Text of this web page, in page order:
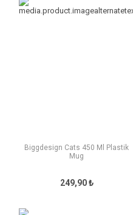
Biggdesign Cats 450 Ml Plastik
Mug
249,90 ₺